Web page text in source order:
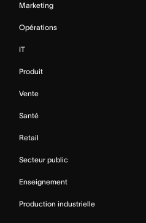
Marketing
Opérations
IT
Produit
Vente
Santé
Retail
Secteur public
Enseignement
Production industrielle